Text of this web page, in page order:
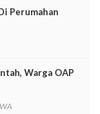
Perumahan
Warga OAP